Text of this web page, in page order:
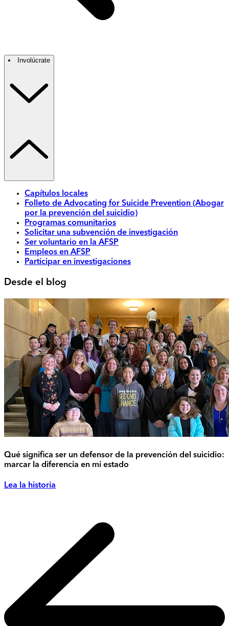
Involúcrate
Capítulos locales
Folleto de Advocating for Suicide Prevention (Abogar
por la prevención del suicidio)
Programas comunitarios
Solicitar una subvención de investigación
Ser voluntario en la AFSP
Empleos en AFSP
Participar en investigaciones
Desde el blog
Qué significa ser un defensor de la prevención del suicidio:
marcar la diferencia en mi estado
Lea la historia